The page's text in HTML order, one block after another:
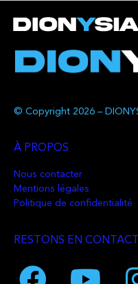
© Copyright 2026 –
À PROPOS
Nous contacter
Mentions légales
Politique de confidentialité
RESTONS EN CONTACT